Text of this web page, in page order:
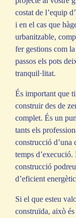
costat de l’equip
i en el cas que
urbanitzable,
fer gestions com
passos els pots
tranquil·litat.
És important que
construir des de
complet. És un
tants els
construcció d’una
temps d’execució.
construcció
d’eficient
Si el que esteu
construïda, això és